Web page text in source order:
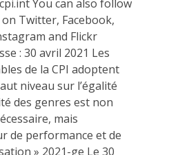
You can also follow
Twitter, Facebook,
and Flickr
: 30 avril 2021 Les
de la CPI adoptent
niveau sur l’égalité
des genres est non
mais
de performance et de
» 2021-ge Le 30